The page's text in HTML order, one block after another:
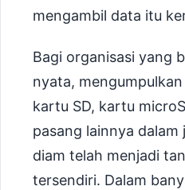
mengambil data itu
Bagi organisasi yang
nyata,
kartu SD, kartu
pasang lainnya dalam
diam telah menjadi
tersendiri. Dalam